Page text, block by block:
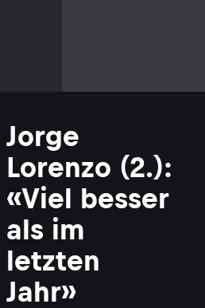
Jorge
Lorenzo (2.):
«Viel besser
als im
letzten
Jahr»